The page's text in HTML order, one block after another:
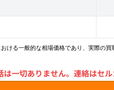
る一般的な相場価格であり、実際の買
一切ありません。 連絡はセ